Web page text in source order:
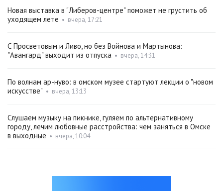
Новая выставка в "Либеров-центре" поможет не грустить об
уходящем лете • вчера, 17:21
С Просветовым и Ливо, но без Войнова и Мартынова:
"Авангард" выходит из отпуска • вчера, 14:31
По волнам ар-нуво: в омском музее стартуют лекции о "новом
искусстве" • вчера, 13:13
Слушаем музыку на пикнике, гуляем по альтернативному
городу, лечим любовные расстройства: чем заняться в Омске
в выходные • вчера, 10:04